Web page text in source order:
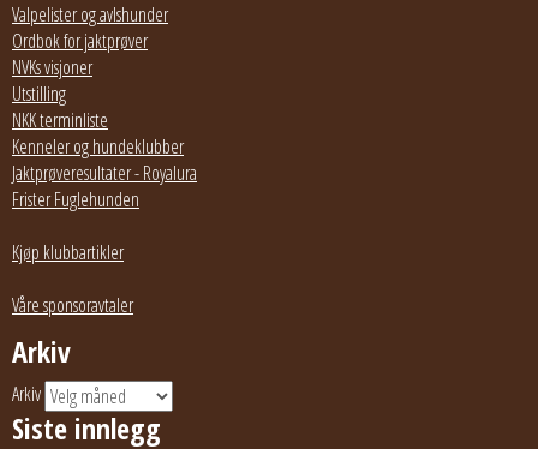
Valpelister og avlshunder
Ordbok for jaktprøver
NVKs visjoner
Utstilling
NKK terminliste
Kenneler og hundeklubber
Jaktprøveresultater - Royalura
Frister Fuglehunden
Kjøp klubbartikler
Våre sponsoravtaler
Arkiv
Arkiv
Siste innlegg